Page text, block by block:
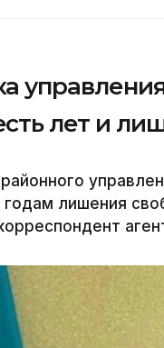
лет и
годам лишения